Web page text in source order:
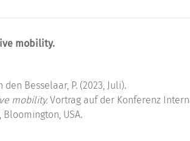
mobility.
den Besselaar, P. (2023, Juli).
mobility. Vortrag auf der Konferenz
USA.